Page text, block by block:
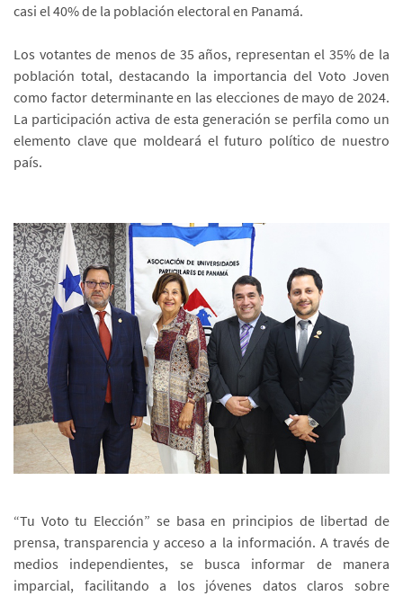
casi el 40% de la población electoral en Panamá.
Los votantes de menos de 35 años, representan el 35% de la
población total, destacando la importancia del Voto Joven
como factor determinante en las elecciones de mayo de 2024.
La participación activa de esta generación se perfila como un
elemento clave que moldeará el futuro político de nuestro
país.
“Tu Voto tu Elección” se basa en principios de libertad de
prensa, transparencia y acceso a la información. A través de
medios independientes, se busca informar de manera
imparcial, facilitando a los jóvenes datos claros sobre